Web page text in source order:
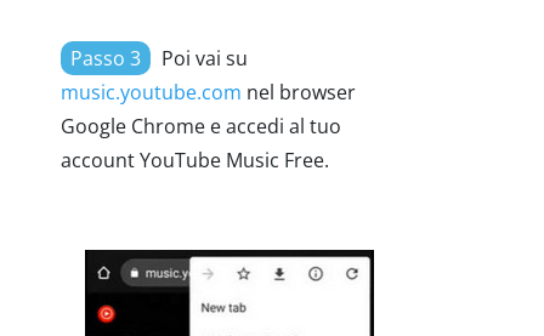
Passo 3
Poi vai su
music.youtube.com nel browser
Google Chrome e accedi al tuo
account YouTube Music Free.